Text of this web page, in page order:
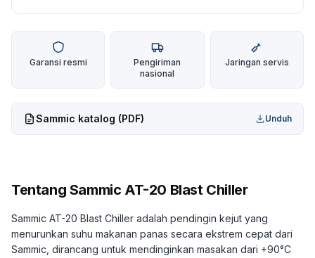
Garansi resmi
Pengiriman
nasional
Jaringan servis
Sammic katalog (PDF) Unduh
Tentang Sammic AT-20 Blast Chiller
Sammic AT-20 Blast Chiller adalah pendingin kejut yang
menurunkan suhu makanan panas secara ekstrem cepat dari
Sammic, dirancang untuk mendinginkan masakan dari +90°C